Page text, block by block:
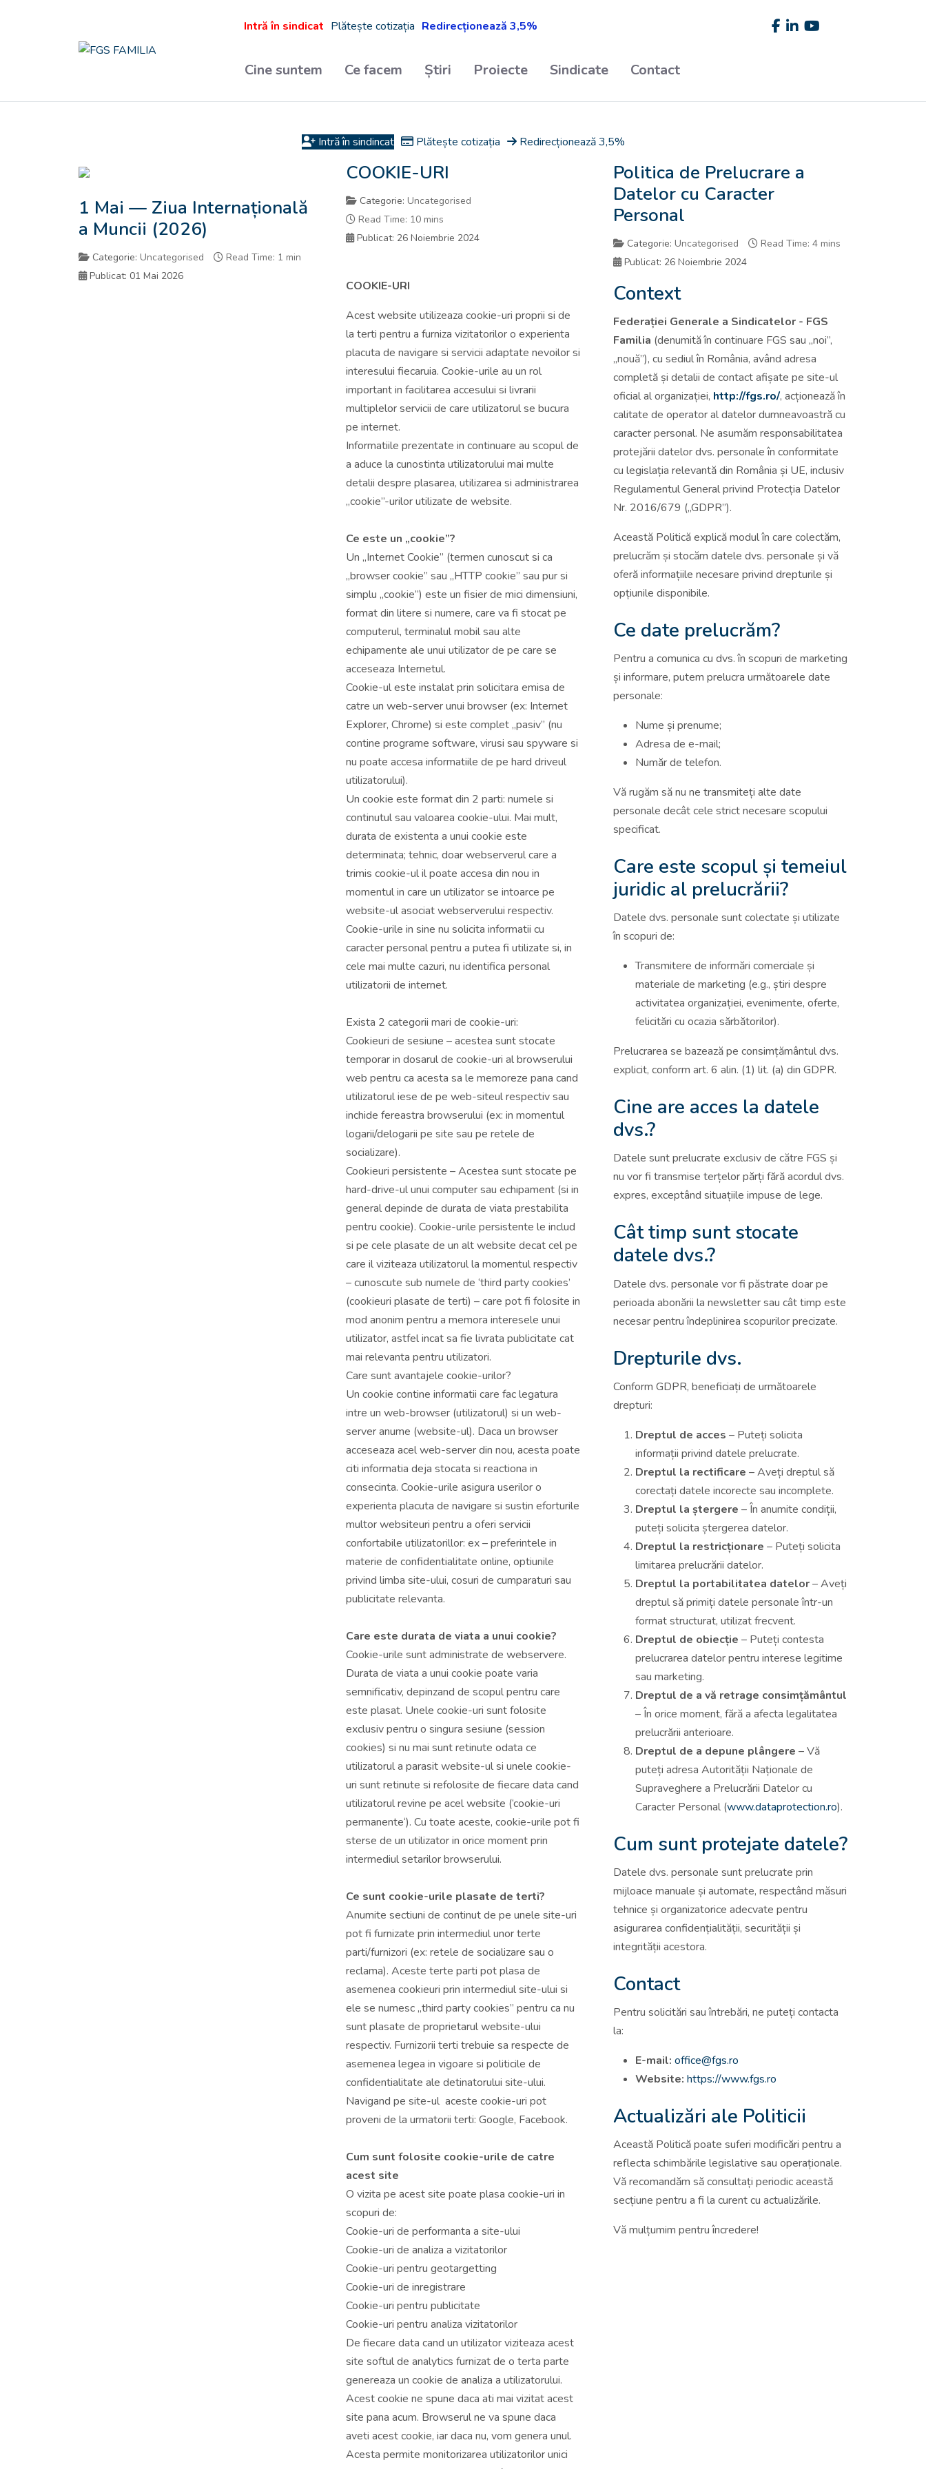
Intră în sindicat Plătește cotizația Redirecționează 3,5%
Cine suntem Ce facem Știri Proiecte Sindicate Contact
Intră în sindincat Plătește cotizația Redirecționează 3,5%
1 Mai — Ziua Internațională
a Muncii (2026)
Categorie: Uncategorised
Read Time: 1 min
Publicat: 01 Mai 2026
COOKIE-URI
Categorie: Uncategorised
Read Time: 10 mins
Publicat: 26 Noiembrie 2024
COOKIE-URI
Acest website utilizeaza cookie-uri proprii si de
la terti pentru a furniza vizitatorilor o experienta
placuta de navigare si servicii adaptate nevoilor si
interesului fiecaruia. Cookie-urile au un rol
important in facilitarea accesului si livrarii
multiplelor servicii de care utilizatorul se bucura
pe internet.
Informatiile prezentate in continuare au scopul de
a aduce la cunostinta utilizatorului mai multe
detalii despre plasarea, utilizarea si administrarea
„cookie”-urilor utilizate de website.
Ce este un „cookie”?
Un „Internet Cookie” (termen cunoscut si ca
„browser cookie” sau „HTTP cookie” sau pur si
simplu „cookie”) este un fisier de mici dimensiuni,
format din litere si numere, care va fi stocat pe
computerul, terminalul mobil sau alte
echipamente ale unui utilizator de pe care se
acceseaza Internetul.
Cookie-ul este instalat prin solicitara emisa de
catre un web-server unui browser (ex: Internet
Explorer, Chrome) si este complet „pasiv” (nu
contine programe software, virusi sau spyware si
nu poate accesa informatiile de pe hard driveul
utilizatorului).
Un cookie este format din 2 parti: numele si
continutul sau valoarea cookie-ului. Mai mult,
durata de existenta a unui cookie este
determinata; tehnic, doar webserverul care a
trimis cookie-ul il poate accesa din nou in
momentul in care un utilizator se intoarce pe
website-ul asociat webserverului respectiv.
Cookie-urile in sine nu solicita informatii cu
caracter personal pentru a putea fi utilizate si, in
cele mai multe cazuri, nu identifica personal
utilizatorii de internet.
Exista 2 categorii mari de cookie-uri:
Cookieuri de sesiune – acestea sunt stocate
temporar in dosarul de cookie-uri al browserului
web pentru ca acesta sa le memoreze pana cand
utilizatorul iese de pe web-siteul respectiv sau
inchide fereastra browserului (ex: in momentul
logarii/delogarii pe site sau pe retele de
socializare).
Cookieuri persistente – Acestea sunt stocate pe
hard-drive-ul unui computer sau echipament (si in
general depinde de durata de viata prestabilita
pentru cookie). Cookie-urile persistente le includ
si pe cele plasate de un alt website decat cel pe
care il viziteaza utilizatorul la momentul respectiv
– cunoscute sub numele de ‘third party cookies’
(cookieuri plasate de terti) – care pot fi folosite in
mod anonim pentru a memora interesele unui
utilizator, astfel incat sa fie livrata publicitate cat
mai relevanta pentru utilizatori.
Care sunt avantajele cookie-urilor?
Un cookie contine informatii care fac legatura
intre un web-browser (utilizatorul) si un web-
server anume (website-ul). Daca un browser
acceseaza acel web-server din nou, acesta poate
citi informatia deja stocata si reactiona in
consecinta. Cookie-urile asigura userilor o
experienta placuta de navigare si sustin eforturile
multor websiteuri pentru a oferi servicii
confortabile utilizatorillor: ex – preferintele in
materie de confidentialitate online, optiunile
privind limba site-ului, cosuri de cumparaturi sau
publicitate relevanta.
Care este durata de viata a unui cookie?
Cookie-urile sunt administrate de webservere.
Durata de viata a unui cookie poate varia
semnificativ, depinzand de scopul pentru care
este plasat. Unele cookie-uri sunt folosite
exclusiv pentru o singura sesiune (session
cookies) si nu mai sunt retinute odata ce
utilizatorul a parasit website-ul si unele cookie-
uri sunt retinute si refolosite de fiecare data cand
utilizatorul revine pe acel website (‘cookie-uri
permanente‘). Cu toate aceste, cookie-urile pot fi
sterse de un utilizator in orice moment prin
intermediul setarilor browserului.
Ce sunt cookie-urile plasate de terti?
Anumite sectiuni de continut de pe unele site-uri
pot fi furnizate prin intermediul unor terte
parti/furnizori (ex: retele de socializare sau o
reclama). Aceste terte parti pot plasa de
asemenea cookieuri prin intermediul site-ului si
ele se numesc „third party cookies” pentru ca nu
sunt plasate de proprietarul website-ului
respectiv. Furnizorii terti trebuie sa respecte de
asemenea legea in vigoare si politicile de
confidentialitate ale detinatorului site-ului.
Navigand pe site-ul aceste cookie-uri pot
proveni de la urmatorii terti: Google, Facebook.
Cum sunt folosite cookie-urile de catre
acest site
O vizita pe acest site poate plasa cookie-uri in
scopuri de:
Cookie-uri de performanta a site-ului
Cookie-uri de analiza a vizitatorilor
Cookie-uri pentru geotargetting
Cookie-uri de inregistrare
Cookie-uri pentru publicitate
Cookie-uri pentru analiza vizitatorilor
De fiecare data cand un utilizator viziteaza acest
site softul de analytics furnizat de o terta parte
genereaza un cookie de analiza a utilizatorului.
Acest cookie ne spune daca ati mai vizitat acest
site pana acum. Browserul ne va spune daca
aveti acest cookie, iar daca nu, vom genera unul.
Acesta permite monitorizarea utilizatorilor unici
Politica de Prelucrare a
Datelor cu Caracter
Personal
Categorie: Uncategorised
Read Time: 4 mins
Publicat: 26 Noiembrie 2024
Context
Federației Generale a Sindicatelor - FGS
Familia (denumită în continuare FGS sau „noi”,
„nouă”), cu sediul în România, având adresa
completă și detalii de contact afișate pe site-ul
oficial al organizației, http://fgs.ro/, acționează în
calitate de operator al datelor dumneavoastră cu
caracter personal. Ne asumăm responsabilitatea
protejării datelor dvs. personale în conformitate
cu legislația relevantă din România și UE, inclusiv
Regulamentul General privind Protecția Datelor
Nr. 2016/679 („GDPR”).
Această Politică explică modul în care colectăm,
prelucrăm și stocăm datele dvs. personale și vă
oferă informațiile necesare privind drepturile și
opțiunile disponibile.
Ce date prelucrăm?
Pentru a comunica cu dvs. în scopuri de marketing
și informare, putem prelucra următoarele date
personale:
Nume și prenume;
Adresa de e-mail;
Număr de telefon.
Vă rugăm să nu ne transmiteți alte date
personale decât cele strict necesare scopului
specificat.
Care este scopul și temeiul
juridic al prelucrării?
Datele dvs. personale sunt colectate și utilizate
în scopuri de:
Transmitere de informări comerciale și
materiale de marketing (e.g., știri despre
activitatea organizației, evenimente, oferte,
felicitări cu ocazia sărbătorilor).
Prelucrarea se bazează pe consimțământul dvs.
explicit, conform art. 6 alin. (1) lit. (a) din GDPR.
Cine are acces la datele
dvs.?
Datele sunt prelucrate exclusiv de către FGS și
nu vor fi transmise terțelor părți fără acordul dvs.
expres, exceptând situațiile impuse de lege.
Cât timp sunt stocate
datele dvs.?
Datele dvs. personale vor fi păstrate doar pe
perioada abonării la newsletter sau cât timp este
necesar pentru îndeplinirea scopurilor precizate.
Drepturile dvs.
Conform GDPR, beneficiați de următoarele
drepturi:
Dreptul de acces – Puteți solicita
informații privind datele prelucrate.
Dreptul la rectificare – Aveți dreptul să
corectați datele incorecte sau incomplete.
Dreptul la ștergere – În anumite condiții,
puteți solicita ștergerea datelor.
Dreptul la restricționare – Puteți solicita
limitarea prelucrării datelor.
Dreptul la portabilitatea datelor– Aveți
dreptul să primiți datele personale într-un
format structurat, utilizat frecvent.
Dreptul de obiecție – Puteți contesta
prelucrarea datelor pentru interese legitime
sau marketing.
Dreptul de a vă retrage consimțământul
– În orice moment, fără a afecta legalitatea
prelucrării anterioare.
Dreptul de a depune plângere – Vă
puteți adresa Autorității Naționale de
Supraveghere a Prelucrării Datelor cu
Caracter Personal (www.dataprotection.ro).
Cum sunt protejate datele?
Datele dvs. personale sunt prelucrate prin
mijloace manuale și automate, respectând măsuri
tehnice și organizatorice adecvate pentru
asigurarea confidențialității, securității și
integrității acestora.
Contact
Pentru solicitări sau întrebări, ne puteți contacta
la:
E-mail: office@fgs.ro
Website: https://www.fgs.ro
Actualizări ale Politicii
Această Politică poate suferi modificări pentru a
reflecta schimbările legislative sau operaționale.
Vă recomandăm să consultați periodic această
secțiune pentru a fi la curent cu actualizările.
Vă mulțumim pentru încredere!